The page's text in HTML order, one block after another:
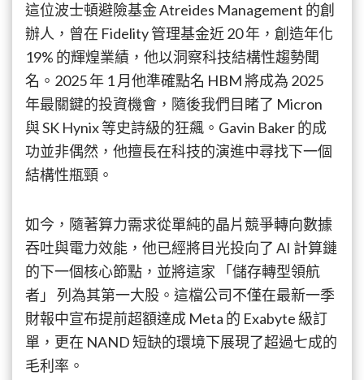
大
漲
的
科
技
投
資
大
師，
第
一
大
重
倉
股
是
這位波士頓避險基金 Atreides Management 的創
辦人，曾在 Fidelity 管理基金近 20 年，創造年化
19% 的輝煌業績，他以洞察科技結構性趨勢聞
名。2025 年 1 月他準確點名 HBM 將成為 2025
年最關鍵的投資機會，隨後我們目睹了 Micron
與 SK Hynix 等史詩級的狂飆。Gavin Baker 的成
功並非偶然，他擅長在科技的演進中尋找下一個
結構性瓶頸。
如今，隨著算力需求從單純的晶片競爭轉向數據
吞吐與電力效能，他已經將目光投向了 AI 計算鏈
的下一個核心節點，並將這家 「儲存轉型領航
者」 列為其第一大股。這檔公司不僅在最新一季
財報中宣布提前超額達成 Meta 的 Exabyte 級訂
單，更在 NAND 短缺的環境下展現了超過七成的
毛利率。